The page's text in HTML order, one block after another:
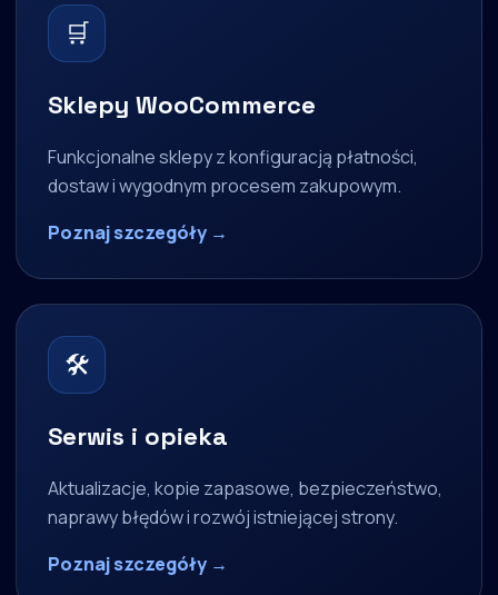
🛒
Sklepy WooCommerce
Funkcjonalne sklepy z konfiguracją płatności,
dostaw i wygodnym procesem zakupowym.
Poznaj szczegóły →
🛠
Serwis i opieka
Aktualizacje, kopie zapasowe, bezpieczeństwo,
naprawy błędów i rozwój istniejącej strony.
Poznaj szczegóły →